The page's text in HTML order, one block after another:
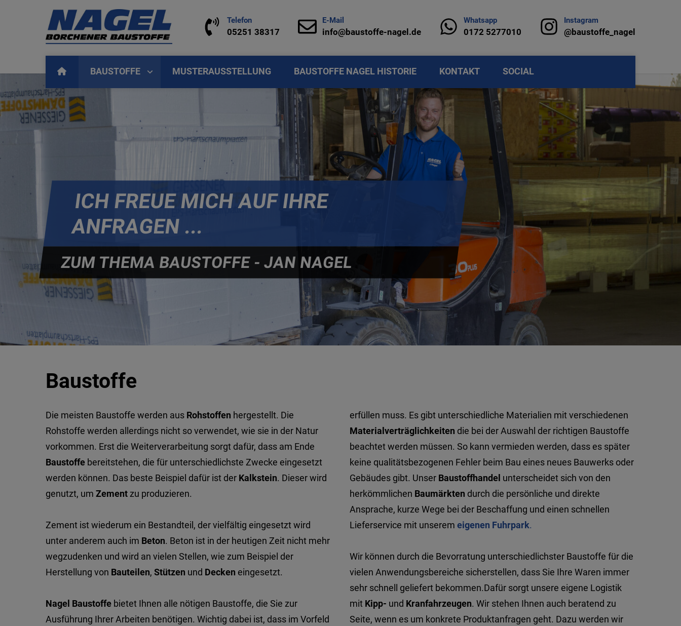
Telefon
05251 38317
E-Mail
info@baustoffe-nagel.de
Whatsapp
0172 5277010
Instagram
@baustoffe_nagel
BAUSTOFFE MUSTERAUSSTELLUNG BAUSTOFFE NAGEL HISTORIE KONTAKT SOCIAL
ICH FREUE MICH AUF IHRE
ANFRAGEN ...
ZUM THEMA BAUSTOFFE - JAN NAGEL
Baustoffe
Die meisten Baustoffe werden aus Rohstoffen hergestellt. Die
Rohstoffe werden allerdings nicht so verwendet, wie sie in der Natur
vorkommen. Erst die Weiterverarbeitung sorgt dafür, dass am Ende
Baustoffe bereitstehen, die für unterschiedlichste Zwecke eingesetzt
werden können. Das beste Beispiel dafür ist der Kalkstein. Dieser wird
genutzt, um Zementzu produzieren.
Zement ist wiederum ein Bestandteil, der vielfältig eingesetzt wird
unter anderem auch im Beton. Beton ist in der heutigen Zeit nicht mehr
wegzudenken und wird an vielen Stellen, wie zum Beispiel der
Herstellung von Bauteilen, Stützen und Decken eingesetzt.
Nagel Baustoffe bietet Ihnen alle nötigen Baustoffe, die Sie zur
Ausführung Ihrer Arbeiten benötigen. Wichtig dabei ist, dass im Vorfeld
erfüllen muss. Es gibt unterschiedliche Materialien mit verschiedenen
Materialverträglichkeiten die bei der Auswahl der richtigen Baustoffe
beachtet werden müssen. So kann vermieden werden, dass es später
keine qualitätsbezogenen Fehler beim Bau eines neues Bauwerks oder
Gebäudes gibt. Unser Baustoffhandel unterscheidet sich von den
herkömmlichen Baumärkten durch die persönliche und direkte
Ansprache, kurze Wege bei der Beschaffung und einen schnellen
Lieferservice mit unserem eigenen Fuhrpark.
Wir können durch die Bevorratung unterschiedlichster Baustoffe für die
vielen Anwendungsbereiche sicherstellen, dass Sie Ihre Waren immer
sehr schnell geliefert bekommen.Dafür sorgt unsere eigene Logistik
mit Kipp- und Kranfahrzeugen. Wir stehen Ihnen auch beratend zu
Seite, wenn es um konkrete Produktanfragen geht. Dazu werden wir